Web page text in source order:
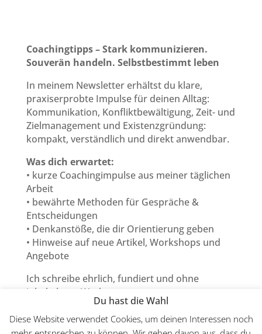
Coachingtipps – Stark kommunizieren.
Souverän handeln. Selbstbestimmt leben
In meinem Newsletter erhältst du klare,
praxiserprobte Impulse für deinen Alltag:
Kommunikation, Konfliktbewältigung, Zeit- und
Zielmanagement und Existenzgründung:
kompakt, verständlich und direkt anwendbar.
Was dich erwartet:
• kurze Coachingimpulse aus meiner täglichen
Arbeit
• bewährte Methoden für Gespräche &
Entscheidungen
• Denkanstöße, die dir Orientierung geben
• Hinweise auf neue Artikel, Workshops und
Angebote
Ich schreibe ehrlich, fundiert und ohne
inhaltsleere Werbung.
Abmelden kannst du dich jederzeit mit einem
Klick.
Du hast die Wahl
Diese Website verwendet Cookies, um deinen Interessen noch